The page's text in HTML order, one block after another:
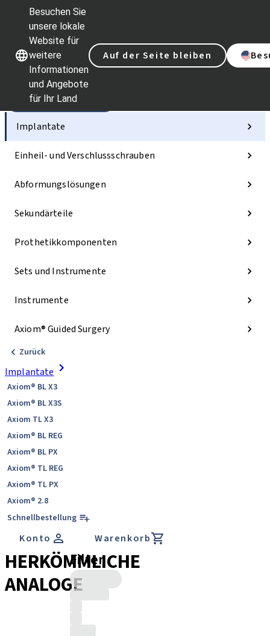
Besuchen Sie
unsere lokale
Website für
weitere
Informationen
und Angebote
für Ihr Land
Auf der Seite bleiben
Unsere MarkenUnsere Marken
Kategorien
Implantate
Einheil- und Verschlussschrauben
Abformungslösungen
Sekundärteile
Prothetikkomponenten
Sets und Instrumente
Instrumente
Axiom® Guided Surgery
Zurück
Implantate
Axiom® BL X3
Axiom® BL X3S
Axiom TL X3
Axiom® BL REG
Axiom® BL PX
Axiom® TL REG
Axiom® TL PX
Axiom® 2.8
Schnellbestellung
Konto Warenkorb
HERKÖMMLICHE
ANALOGE
Filter